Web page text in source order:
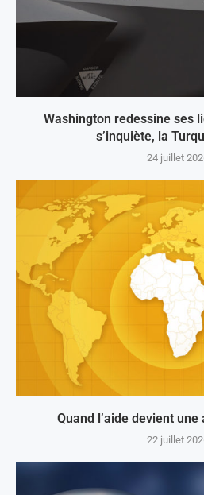
Washington redessine ses
s’inquiète, la
24 juillet
Quand l’aide devient
22 juillet